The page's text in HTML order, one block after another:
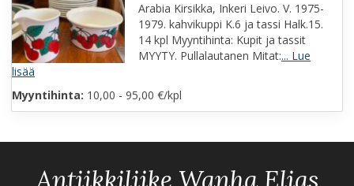
Arabia Kirsikka, Inkeri Leivo. V. 1975-
1979. kahvikuppi K.6 ja tassi Halk.15.
14 kpl Myyntihinta: Kupit ja tassit
MYYTY. Pullalautanen Mitat:... Lue
lisää
Myyntihinta: 10,00 - 95,00 €/kpl